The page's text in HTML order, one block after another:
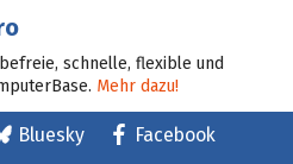
schnelle, flexible und
Mehr dazu!
Bluesky
Facebook